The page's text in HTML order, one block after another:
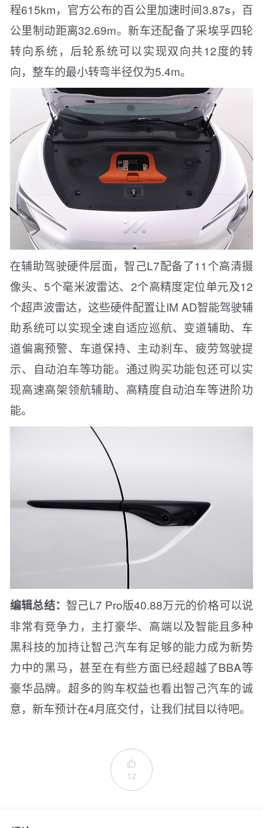
程615km，官方公布的百公里加速时间3.87s，百
公里制动距离32.69m。新车还配备了采埃孚四轮
转向系统，后轮系统可以实现双向共12度的转
向，整车的最小转弯半径仅为5.4m。
在辅助驾驶硬件层面，智己L7配备了11个高清摄
像头、5个毫米波雷达、2个高精度定位单元及12
个超声波雷达，这些硬件配置让IM AD智能驾驶辅
助系统可以实现全速自适应巡航、变道辅助、车
道偏离预警、车道保持、主动刹车、疲劳驾驶提
示、自动泊车等功能。通过购买功能包还可以实
现高速高架领航辅助、高精度自动泊车等进阶功
能。
编辑总结： 智己L7 Pro版40.88万元的价格可以说
非常有竞争力，主打豪华、高端以及智能且多种
黑科技的加持让智己汽车有足够的能力成为新势
力中的黑马，甚至在有些方面已经超越了BBA等
豪华品牌。超多的购车权益也看出智己汽车的诚
意，新车预计在4月底交付，让我们拭目以待吧。

12